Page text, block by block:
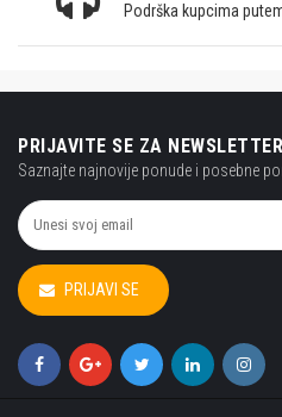
Podrška kupcima
PRIJAVITE SE ZA NEWSLETTER
Saznajte najnovije ponude i posebne
PRIJAVI SE